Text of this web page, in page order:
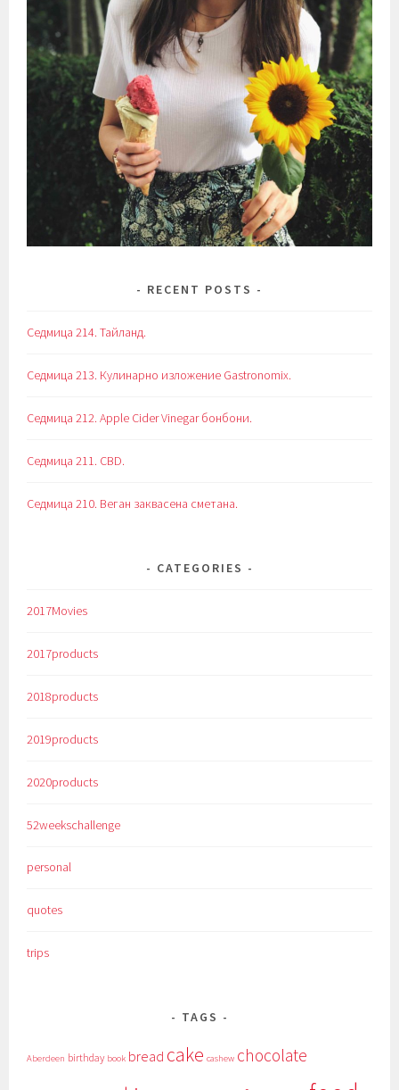
RECENT POSTS
Седмица 214. Тайланд.
Седмица 213. Кулинарно изложение Gastronomix.
Седмица 212. Apple Cider Vinegar бонбони.
Седмица 211. CBD.
Седмица 210. Веган заквасена сметана.
CATEGORIES
2017Movies
2017products
2018products
2019products
2020products
52weekschallenge
personal
quotes
trips
TAGS
Aberdeen birthday book bread cake cashew chocolate